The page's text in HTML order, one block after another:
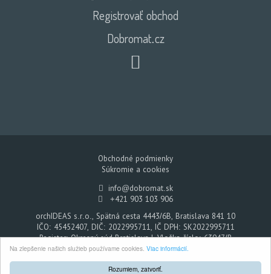
Rozumiem, zatvoriť.
Na zlepšenie našich služieb používame cookies. Viac informácií.
Registrovať obchod
Dobromat.cz
Obchodné podmienky
Súkromie a cookies
info@dobromat.sk
+421 903 103 906
orchIDEAS s.r.o., Spätná cesta 4443/6B, Bratislava 841 10
IČO: 45452407, DIČ: 2022995711, IČ DPH: SK2022995711
Register: Okresný súd Bratislava I, Vložka číslo: 63947/B
Dobromat - Každým nákupom pomáhate
© 2026. Všetky práva vyhradené.